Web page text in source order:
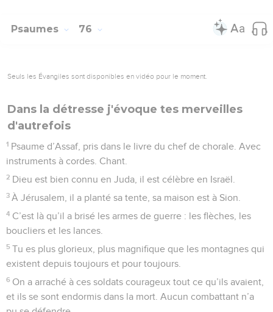
Psaumes 76
Seuls les Évangiles sont disponibles en vidéo pour le moment.
Dans la détresse j'évoque tes merveilles
d'autrefois
1 Psaume d’Assaf, pris dans le livre du chef de chorale. Avec
instruments à cordes. Chant.
2 Dieu est bien connu en Juda, il est célèbre en Israël.
3 À Jérusalem, il a planté sa tente, sa maison est à Sion.
4 C’est là qu’il a brisé les armes de guerre : les flèches, les
boucliers et les lances.
5 Tu es plus glorieux, plus magnifique que les montagnes qui
existent depuis toujours et pour toujours.
6 On a arraché à ces soldats courageux tout ce qu’ils avaient,
et ils se sont endormis dans la mort. Aucun combattant n’a